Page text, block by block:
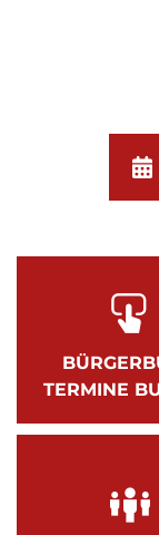
TERMINE